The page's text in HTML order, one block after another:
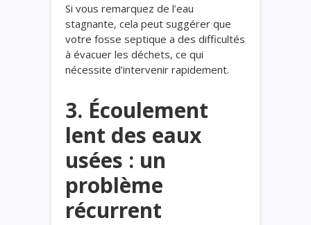
Si vous remarquez de l’eau
stagnante, cela peut suggérer que
votre fosse septique a des difficultés
à évacuer les déchets, ce qui
nécessite d’intervenir rapidement.
3. Écoulement
lent des eaux
usées : un
problème
récurrent